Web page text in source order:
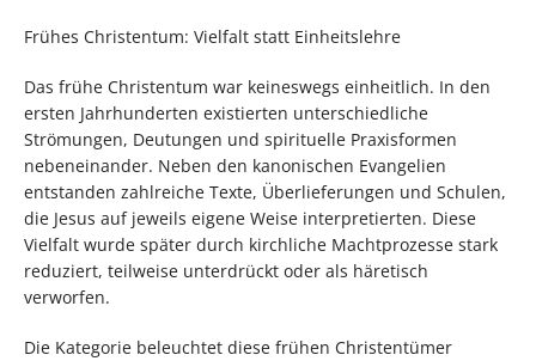
Frühes Christentum: Vielfalt statt Einheitslehre
Das frühe Christentum war keineswegs einheitlich. In den
ersten Jahrhunderten existierten unterschiedliche
Strömungen, Deutungen und spirituelle Praxisformen
nebeneinander. Neben den kanonischen Evangelien
entstanden zahlreiche Texte, Überlieferungen und Schulen,
die Jesus auf jeweils eigene Weise interpretierten. Diese
Vielfalt wurde später durch kirchliche Machtprozesse stark
reduziert, teilweise unterdrückt oder als häretisch
verworfen.
Die Kategorie beleuchtet diese frühen Christentümer